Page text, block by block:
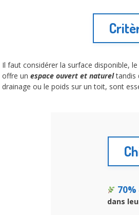
Il faut considérer la surface disponible,
offre un espace ouvert et natureltandis
drainage ou le poids sur un toit, sont
70%
dans